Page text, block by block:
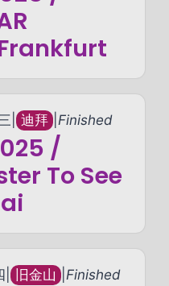
迪拜 Finished
/
To See
旧金山 Finished